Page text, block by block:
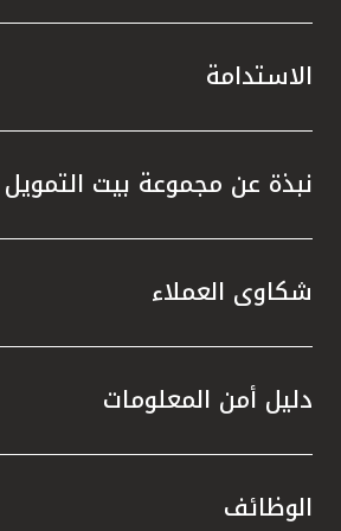
الاستدامة
نبذة عن مجموعة بيت
شكاوى العملاء
دليل أمن المعلومات
الوظائف